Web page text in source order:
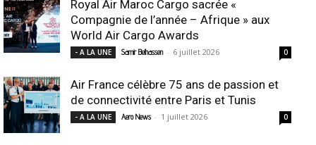
Royal Air Maroc Cargo sacrée «
Compagnie de l’année – Afrique » aux
World Air Cargo Awards
- A LA UNE Samir Belhassen - 6 juillet 2026 0
Air France célèbre 75 ans de passion et
de connectivité entre Paris et Tunis
- A LA UNE Aero News - 1 juillet 2026 0